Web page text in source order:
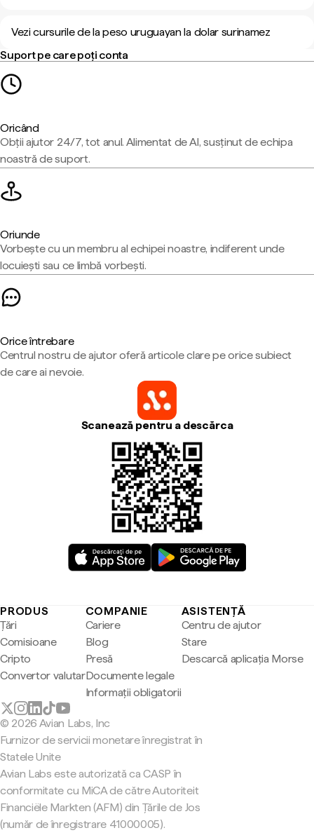
Vezi cursurile de la peso uruguayan la dolar surinamez
Suport pe care poți conta
Oricând
Obții ajutor 24/7, tot anul. Alimentat de AI, susținut de echipa
noastră de suport.
Oriunde
Vorbește cu un membru al echipei noastre, indiferent unde
locuiești sau ce limbă vorbești.
Orice întrebare
Centrul nostru de ajutor oferă articole clare pe orice subiect
de care ai nevoie.
Scanează pentru a descărca
PRODUS
Țări
Comisioane
Cripto
Convertor valutar
COMPANIE
Cariere
Blog
Presă
Documente legale
Informații obligatorii
ASISTENȚĂ
Centru de ajutor
Stare
Descarcă aplicația Morse
© 2026 Avian Labs, Inc
Furnizor de servicii monetare înregistrat în
Statele Unite
Avian Labs este autorizată ca CASP în
conformitate cu MiCA de către Autoriteit
Financiële Markten (AFM) din Țările de Jos
(număr de înregistrare 41000005).